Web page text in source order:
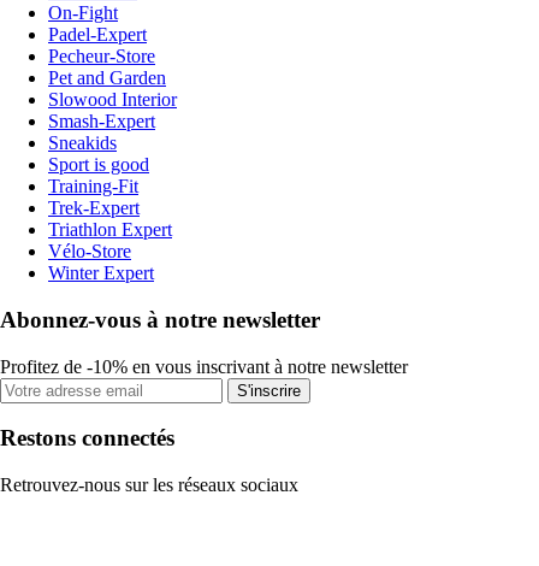
On-Fight
Padel-Expert
Pecheur-Store
Pet and Garden
Slowood Interior
Smash-Expert
Sneakids
Sport is good
Training-Fit
Trek-Expert
Triathlon Expert
Vélo-Store
Winter Expert
Abonnez-vous à notre newsletter
Profitez de -10% en vous inscrivant à notre newsletter
S'inscrire
Restons connectés
Retrouvez-nous sur les réseaux sociaux